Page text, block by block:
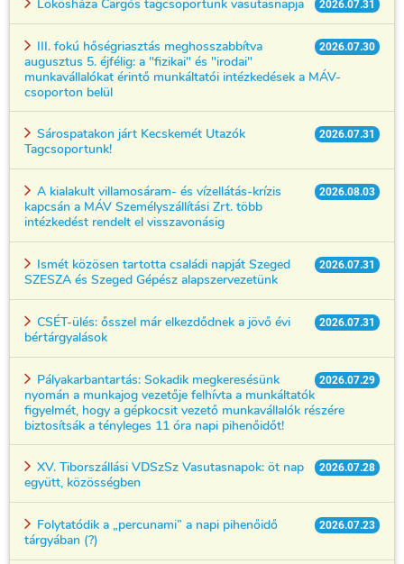
2026.07.31
2026.07.30
III. fokú hőségriasztás meghosszabbítva
augusztus 5. éjfélig: a "fizikai" és "irodai"
munkavállalókat érintő munkáltatói intézkedések a MÁV-
csoporton belül
2026.07.31
Sárospatakon járt Kecskemét Utazók
Tagcsoportunk!
2026.08.03
A kialakult villamosáram- és vízellátás-krízis
kapcsán a MÁV Személyszállítási Zrt. több
intézkedést rendelt el visszavonásig
2026.07.31
Ismét közösen tartotta családi napját Szeged
SZESZA és Szeged Gépész alapszervezetünk
2026.07.31
CSÉT-ülés: ősszel már elkezdődnek a jövő évi
bértárgyalások
2026.07.29
Pályakarbantartás: Sokadik megkeresésünk
nyomán a munkajog vezetője felhívta a munkáltatók
figyelmét, hogy a gépkocsit vezető munkavállalók részére
biztosítsák a tényleges 11 óra napi pihenőidőt!
2026.07.28
XV. Tiborszállási VDSzSz Vasutasnapok: öt nap
együtt, közösségben
2026.07.23
Folytatódik a „percunami” a napi pihenőidő
tárgyában (?)